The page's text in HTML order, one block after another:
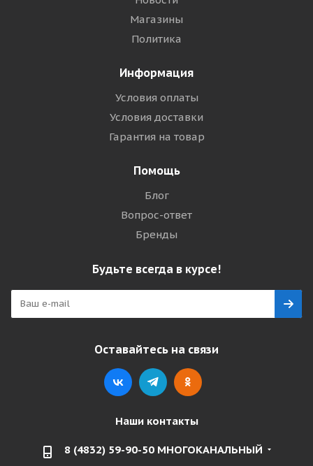
Магазины
Политика
Информация
Условия оплаты
Условия доставки
Гарантия на товар
Помощь
Блог
Вопрос-ответ
Бренды
Будьте всегда в курсе!
Оставайтесь на связи
Наши контакты
8 (4832) 59-90-50 МНОГОКАНАЛЬНЫЙ